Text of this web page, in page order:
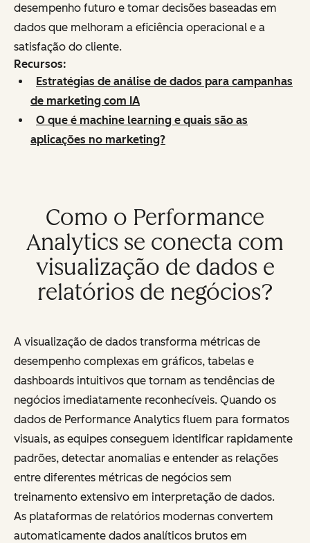
desempenho futuro e tomar decisões baseadas em
dados que melhoram a eficiência operacional e a
satisfação do cliente.
Recursos:
Estratégias de análise de dados para campanhas
de marketing com IA
O que é machine learning e quais são as
aplicações no marketing?
Como o Performance
Analytics se conecta com
visualização de dados e
relatórios de negócios?
A visualização de dados transforma métricas de
desempenho complexas em gráficos, tabelas e
dashboards intuitivos que tornam as tendências de
negócios imediatamente reconhecíveis. Quando os
dados de Performance Analytics fluem para formatos
visuais, as equipes conseguem identificar rapidamente
padrões, detectar anomalias e entender as relações
entre diferentes métricas de negócios sem
treinamento extensivo em interpretação de dados.
As plataformas de relatórios modernas convertem
automaticamente dados analíticos brutos em